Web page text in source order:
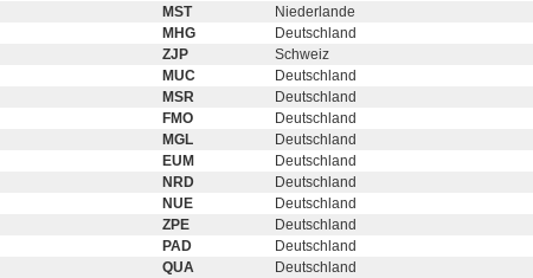
MST
Niederlande
MHG
Deutschland
ZJP
Schweiz
MUC
Deutschland
MSR
Deutschland
FMO
Deutschland
MGL
Deutschland
EUM
Deutschland
NRD
Deutschland
NUE
Deutschland
ZPE
Deutschland
PAD
Deutschland
QUA
Deutschland